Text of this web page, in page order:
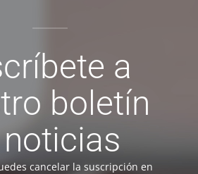
a
boletín
cancelar la suscripción en